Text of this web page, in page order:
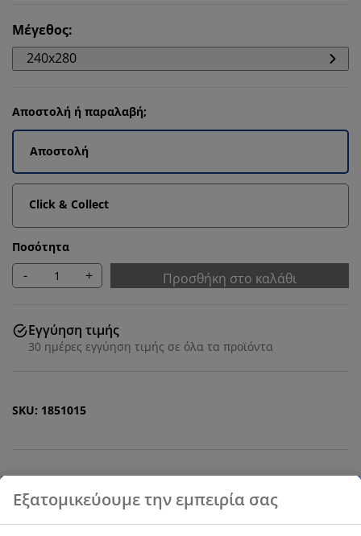
Μέγεθος:
240x280
Αποστολή ή παραλαβή;
Αποστολή
Click & Collect
Ποσότητα
- + Προσθήκη στο καλάθι
Εγγύηση τιμής
30 ημέρες εγγύηση τιμής σε όλα τα προϊόντα
SKU: 1851015
Χαρακτηριστικά προϊόντος